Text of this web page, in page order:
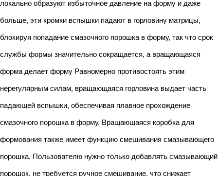
локально образуют избыточное давление на форму и даже
больше, эти кромки вспышки падают в горловину матрицы,
блокируя попадание смазочного порошка в форму, так что срок
службы формы значительно сокращается, а вращающаяся
форма делает форму Равномерно противостоять этим
нерегулярным силам, вращающаяся горловина выдает часть
падающей вспышки, обеспечивая плавное прохождение
смазочного порошка в форму. Вращающаяся коробка для
формования также имеет функцию смешивания смазывающего
порошка. Пользователю нужно только добавлять смазывающий
порошок, не требуется ручное смешивание, что снижает